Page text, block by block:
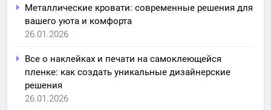
Металлические кровати: современные решения для
вашего уюта и комфорта
26.01.2026
Все о наклейках и печати на самоклеющейся
пленке: как создать уникальные дизайнерские
решения
26.01.2026